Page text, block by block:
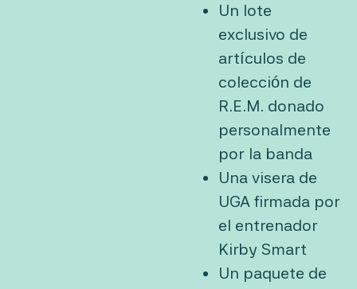
Un lote
exclusivo de
artículos de
colección de
R.E.M. donado
personalmente
por la banda
Una visera de
UGA firmada por
el entrenador
Kirby Smart
Un paquete de